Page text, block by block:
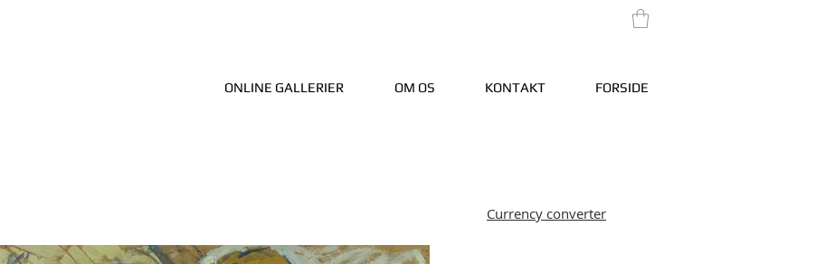
ONLINE GALLERIER OM OS KONTAKT FORSIDE
Currency converter